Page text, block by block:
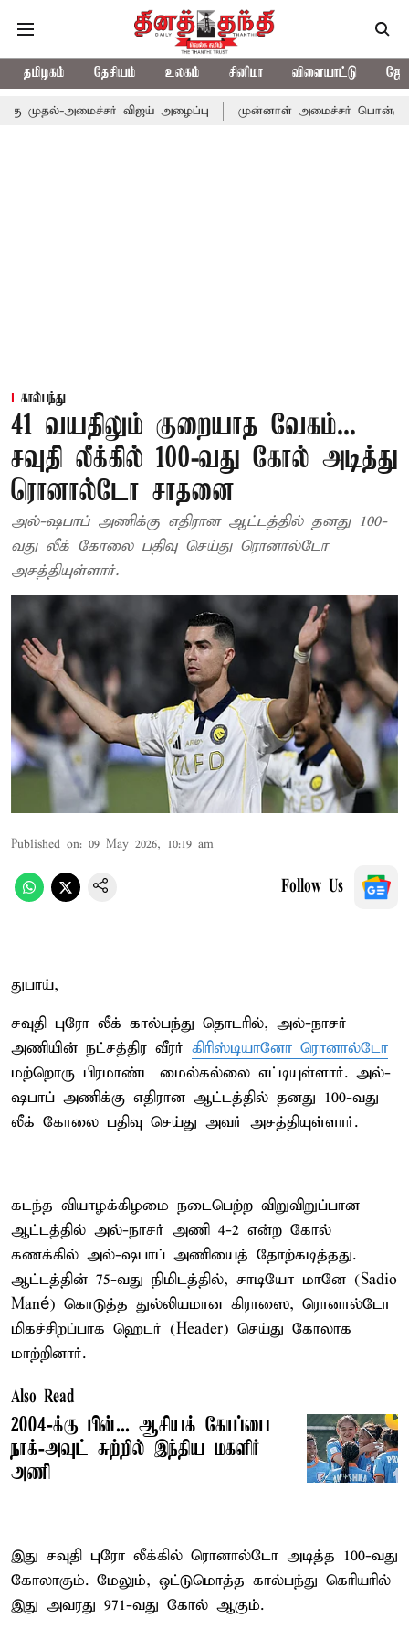
தமிழகம் தேசியம் உலகம் சினிமா விளையாட்டு
முதல்-அமைச்சர் விஜய் அழைப்பு முன்னாள் அமைச்சர்
கால்பந்து
41 வயதிலும் குறையாத வேகம்...
சவுதி லீக்கில் 100-வது கோல் அடித்து
ரொனால்டோ சாதனை
அல்-ஷபாப் அணிக்கு எதிரான ஆட்டத்தில் தனது 100-
வது லீக் கோலை பதிவு செய்து ரொனால்டோ
அசத்தியுள்ளார்.
Published on: 09 May 2026, 10:19 am
Follow Us
துபாய்,
சவுதி புரோ லீக் கால்பந்து தொடரில், அல்-நாசர்
அணியின் நட்சத்திர வீரர் கிரிஸ்டியானோ ரொனால்டோ
மற்றொரு பிரமாண்ட மைல்கல்லை எட்டியுள்ளார். அல்-
ஷபாப் அணிக்கு எதிரான ஆட்டத்தில் தனது 100-வது
லீக் கோலை பதிவு செய்து அவர் அசத்தியுள்ளார்.
கடந்த வியாழக்கிழமை நடைபெற்ற விறுவிறுப்பான
ஆட்டத்தில் அல்-நாசர் அணி 4-2 என்ற கோல்
கணக்கில் அல்-ஷபாப் அணியைத் தோற்கடித்தது.
ஆட்டத்தின் 75-வது நிமிடத்தில், சாடியோ மானே (Sadio
Mané) கொடுத்த துல்லியமான கிராஸை, ரொனால்டோ
மிகச்சிறப்பாக ஹெடர் (Header) செய்து கோலாக
மாற்றினார்.
Also Read
2004-க்கு பின்... ஆசியக் கோப்பை
நாக்-அவுட் சுற்றில் இந்திய மகளிர்
அணி
இது சவுதி புரோ லீக்கில் ரொனால்டோ அடித்த 100-வது
கோலாகும். மேலும், ஒட்டுமொத்த கால்பந்து கெரியரில்
இது அவரது 971-வது கோல் ஆகும்.